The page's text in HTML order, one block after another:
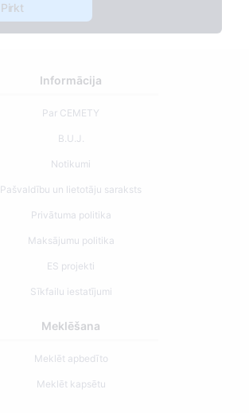
Pirkt
Informācija
Par CEMETY
B.U.J.
Notikumi
Pašvaldību un lietotāju saraksts
Privātuma politika
Maksājumu politika
ES projekti
Sīkfailu iestatījumi
Meklēšana
Meklēt apbedīto
Meklēt kapsētu